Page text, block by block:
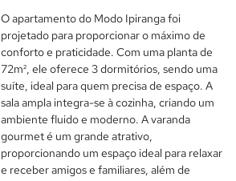
O apartamento do Modo Ipiranga foi
projetado para proporcionar o máximo de
conforto e praticidade. Com uma planta de
72m², ele oferece 3 dormitórios, sendo uma
suíte, ideal para quem precisa de espaço. A
sala ampla integra-se à cozinha, criando um
ambiente fluido e moderno. A varanda
gourmet é um grande atrativo,
proporcionando um espaço ideal para relaxar
e receber amigos e familiares, além de